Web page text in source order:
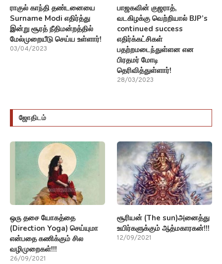
ராகுல் காந்தி தண்டனையை
Surname Modi எதிர்த்து
இன்று சூரத் நீதிமன்றத்தில்
மேல்முறையீடு செய்ய உள்ளார்!
03/04/2023
பாஜகவின் குஜராத்,
வடகிழக்கு வெற்றியால் BJP’s
continued success
எதிர்க்கட்சிகள்
பதற்றமடைந்துள்ளன என
பிரதமர் மோடி
தெரிவித்துள்ளார்!
28/03/2023
ஜோதிடம்
ஒரு தசை யோகத்தை
(Direction Yoga) செய்யுமா
என்பதை கணிக்கும் சில
வழிமுறைகள்!!!
26/09/2021
சூரியன் (The sun)அனைத்து
உயிர்களுக்கும் ஆத்மகாரகன்!!!
12/09/2021